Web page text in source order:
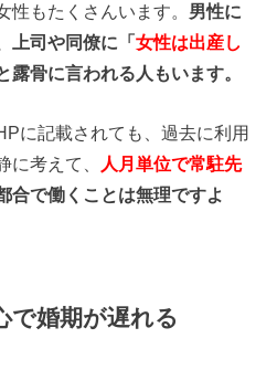
性もたくさんいます。 男性に
上司や同僚に「女性は出産し
露骨に言われる人もいます。
に記載されても、過去に利用
に考えて、
人月単位で常駐先
合で働くことは無理ですよ
で婚期が遅れる